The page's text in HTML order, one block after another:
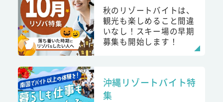
秋のリゾートバイトは、
観光も楽しめること間違
いなし！スキー場の早期
募集も開始します！
沖縄リゾートバイト特
集